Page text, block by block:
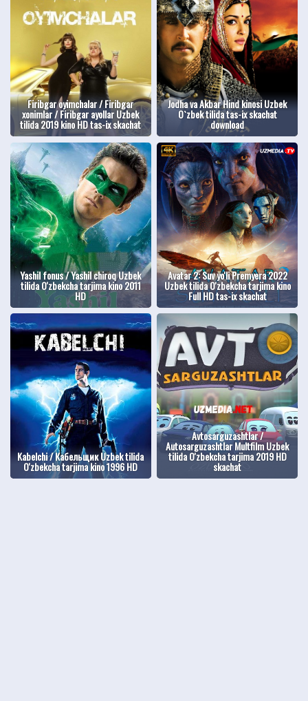
Firibgar oyimchalar / Firibgar
xonimlar / Firibgar ayollar Uzbek
tilida 2019 kino HD tas-ix skachat
Jodha va Akbar Hind kinosi Uzbek
O`zbek tilida tas-ix skachat
download
Yashil fonus / Yashil chiroq Uzbek
tilida O'zbekcha tarjima kino 2011
HD
Avatar 2: Suv yo'li Premyera 2022
Uzbek tilida O'zbekcha tarjima kino
Full HD tas-ix skachat
Kabelchi / Кабельщик Uzbek tilida
O'zbekcha tarjima kino 1996 HD
Avtosarguzashtlar /
Autosarguzashtlar Multfilm Uzbek
tilida O'zbekcha tarjima 2019 HD
skachat